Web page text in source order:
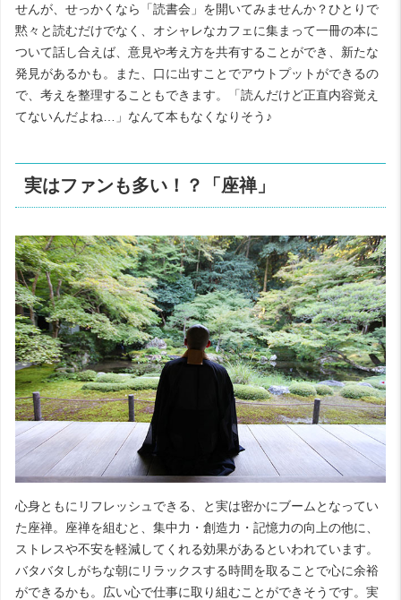
せんが、せっかくなら「読書会」を開いてみませんか？ひとりで
黙々と読むだけでなく、オシャレなカフェに集まって一冊の本に
ついて話し合えば、意見や考え方を共有することができ、新たな
発見があるかも。また、口に出すことでアウトプットができるの
で、考えを整理することもできます。「読んだけど正直内容覚え
てないんだよね…」なんて本もなくなりそう♪
実はファンも多い！？「座禅」
心身ともにリフレッシュできる、と実は密かにブームとなってい
た座禅。座禅を組むと、集中力・創造力・記憶力の向上の他に、
ストレスや不安を軽減してくれる効果があるといわれています。
バタバタしがちな朝にリラックスする時間を取ることで心に余裕
ができるかも。広い心で仕事に取り組むことができそうです。実